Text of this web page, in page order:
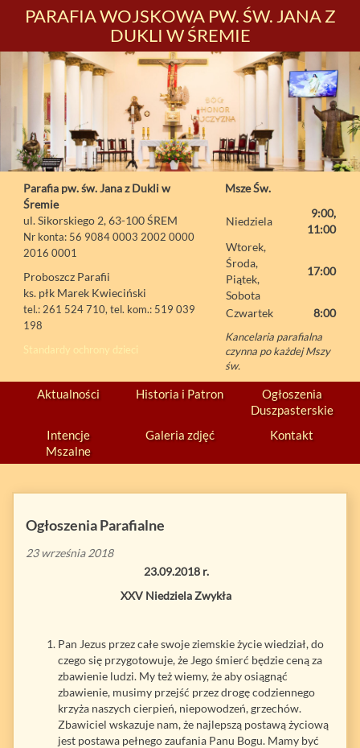
PARAFIA WOJSKOWA PW. ŚW. JANA Z
DUKLI W ŚREMIE
Parafia pw. św. Jana z Dukli w
Śremie
ul. Sikorskiego 2, 63-100 ŚREM
Nr konta: 56 9084 0003 2002 0000
2016 0001
Proboszcz Parafii
ks. płk Marek Kwieciński
tel.: 261 524 710, tel. kom.: 519 039
198
Standardy ochrony dzieci
Msze Św.
Niedziela
9:00,
11:00
Wtorek,
Środa,
Piątek,
Sobota
17:00
Czwartek 8:00
Kancelaria parafialna
czynna po każdej Mszy
św.
Aktualności Historia i Patron
Ogłoszenia
Duszpasterskie
Intencje
Mszalne
Galeria zdjęć Kontakt
Ogłoszenia Parafialne
23 września 2018
23.09.2018 r.
XXV Niedziela Zwykła
Pan Jezus przez całe swoje ziemskie życie wiedział, do
czego się przygotowuje, że Jego śmierć będzie ceną za
zbawienie ludzi. My też wiemy, że aby osiągnąć
zbawienie, musimy przejść przez drogę codziennego
krzyża naszych cierpień, niepowodzeń, grzechów.
Zbawiciel wskazuje nam, że najlepszą postawą życiową
jest postawa pełnego zaufania Panu Bogu. Mamy być